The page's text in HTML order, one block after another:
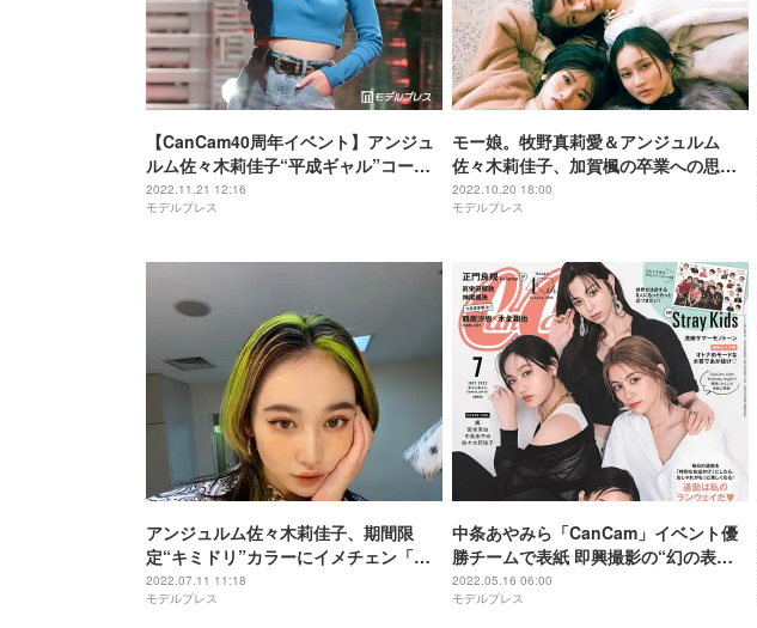
【CanCam40周年イベント】アンジュ
ルム佐々木莉佳子“平成ギャル”コーデ
で肌見せ
2022.11.21 12:16
モデルプレス
モー娘。牧野真莉愛＆アンジュルム
佐々木莉佳子、加賀楓の卒業への思い
語る ハロプロ仲良し3人組
「CanCam」登場
2022.10.20 18:00
モデルプレス
アンジュルム佐々木莉佳子、期間限
定“キミドリ”カラーにイメチェン「か
っこいい」と絶賛の声
2022.07.11 11:18
モデルプレス
中条あやみら「CanCam」イベント優
勝チームで表紙 即興撮影の“幻の表
紙”も公開
2022.05.16 06:00
モデルプレス